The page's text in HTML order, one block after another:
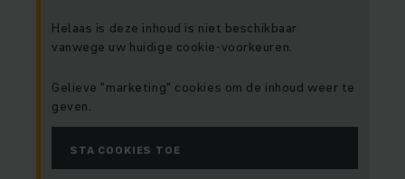
Helaas is deze inhoud is niet beschikbaar
vanwege uw huidige cookie-voorkeuren.
Gelieve "marketing" cookies om de inhoud weer te
geven.
STA COOKIES TOE